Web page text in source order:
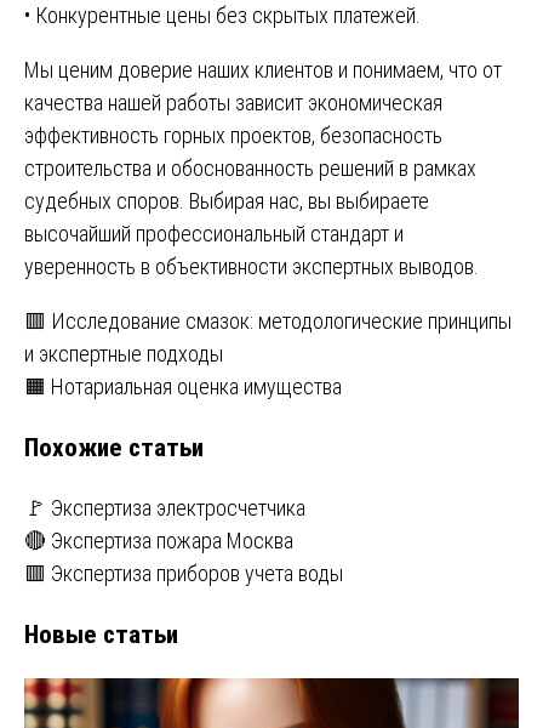
• Конкурентные цены без скрытых платежей.
Мы ценим доверие наших клиентов и понимаем, что от
качества нашей работы зависит экономическая
эффективность горных проектов, безопасность
строительства и обоснованность решений в рамках
судебных споров. Выбирая нас, вы выбираете
высочайший профессиональный стандарт и
уверенность в объективности экспертных выводов.
Навигация
по
🟥 Исследование смазок: методологические принципы
и экспертные подходы
🟧 Нотариальная оценка имущества
Похожие статьи
🚩 Экспертиза электросчетчика
🔴 Экспертиза пожара Москва
🟥 Экспертиза приборов учета воды
Новые статьи